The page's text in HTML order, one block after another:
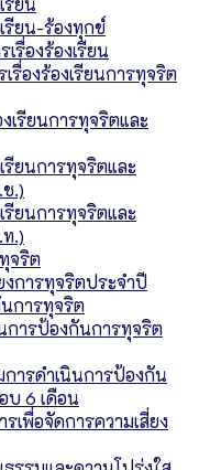
รียน-ร้องทุกข์
รื่องร้องเรียน
รื่องร้องเรียนการทุจริต
เรียนการทุจริตและ
รียนการทุจริตและ
.)
รียนการทุจริตและ
.)
จริต
งการทุจริตประจำปี
การทุจริต
การป้องกันการทุจริต
ารดำเนินการป้องกัน
บ 6 เดือน
เพื่อจัดการความเสี่ยง